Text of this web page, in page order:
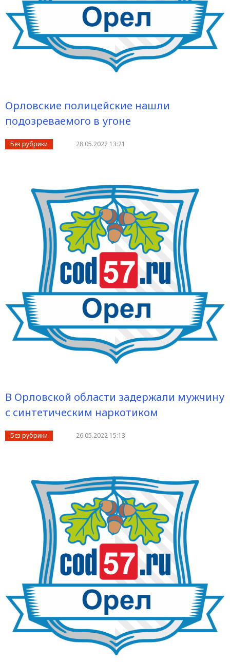
Орловские полицейские нашли
подозреваемого в угоне
Без рубрики 28.05.2022 13:21
В Орловской области задержали мужчину
с синтетическим наркотиком
Без рубрики 26.05.2022 15:13